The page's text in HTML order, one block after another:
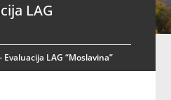
LAG
Evaluacija LAG “Moslavina”